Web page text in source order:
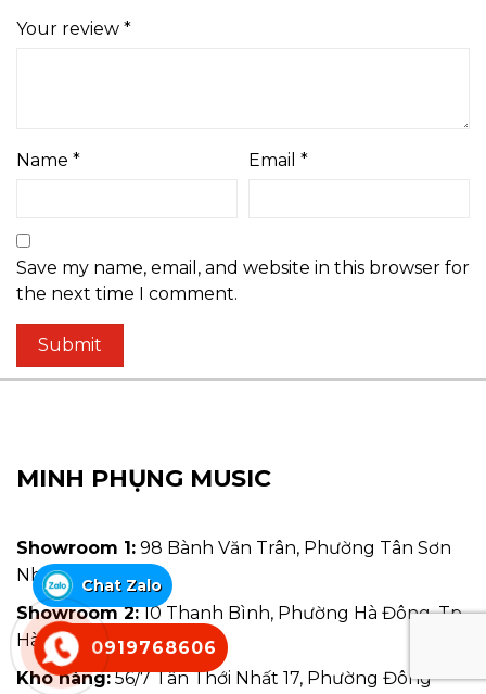
Your review *
Name * Email *
Save my name, email, and website in this browser for
the next time I comment.
MINH PHỤNG MUSIC
Showroom 1: 98 Bành Văn Trân, Phường Tân Sơn
Nhất, TPHCM
Showroom 2:10 Thanh Bình, Phường Hà Đông, Tp.
Hà Nội
Kho hàng:56/7 Tân Thới Nhất 17, Phường Đông
0919768606
Chat Zalo